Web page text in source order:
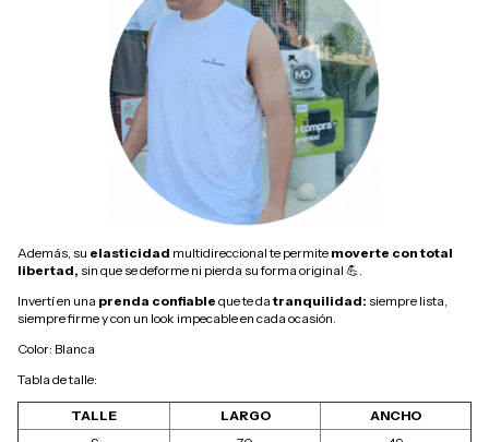
Además, su elasticidad multidireccional te permite moverte con total
libertad, sin que se deforme ni pierda su forma original 💪.
Invertí en una prenda confiable que te datranquilidad: siempre lista,
siempre firme y con un look impecable en cada ocasión.
Color: Blanca
Tabla de talle:
TALLE LARGO
ANCHO